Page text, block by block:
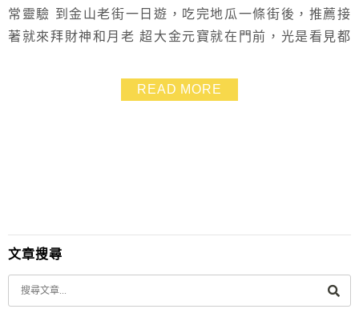
常靈驗 到金山老街一日遊，吃完地瓜一條街後，推薦接
著就來拜財神和月老 超大金元寶就在門前，光是看見都
袋及文武財氣 金山財神廟怎麼拜、怎麼求發財金和財寶
袋的方式，這篇一併告訴大家 來看看我這次有沒有求到
READ MORE
文章搜尋